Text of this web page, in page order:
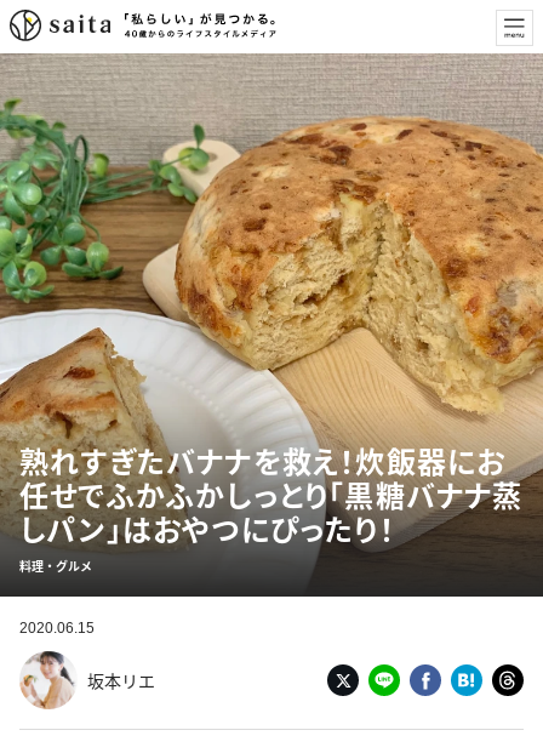
熟れすぎたバナナを救え！炊飯器にお
任せでふかふかしっとり「黒糖バナナ蒸
しパン」はおやつにぴったり！
料理・グルメ
2020.06.15
坂本リエ